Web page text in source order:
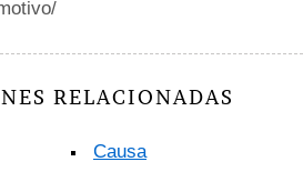
RELACIONADAS
Causa